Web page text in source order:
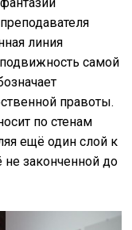
линия
самой
правоты.
по стенам
ещё один слой к
не законченной до